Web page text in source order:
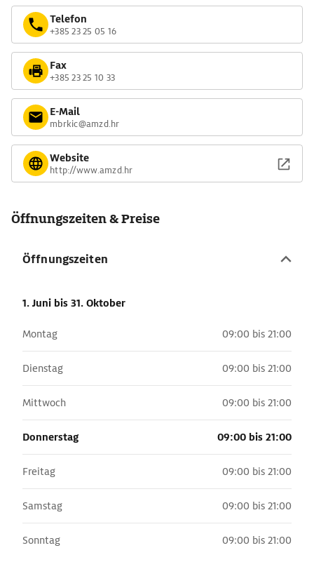
Telefon
+385 23 25 05 16
Fax
+385 23 25 10 33
E-Mail
mbrkic@amzd.hr
Website
http://www.amzd.hr
Öffnungszeiten & Preise
Öffnungszeiten
1. Juni bis 31. Oktober
Montag 09:00 bis 21:00
Dienstag 09:00 bis 21:00
Mittwoch 09:00 bis 21:00
Donnerstag 09:00 bis 21:00
Freitag 09:00 bis 21:00
Samstag 09:00 bis 21:00
Sonntag 09:00 bis 21:00